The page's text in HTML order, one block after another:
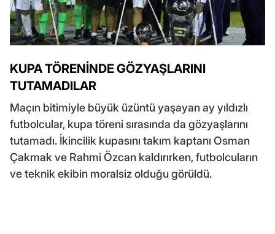
KUPA TÖRENİNDE GÖZYAŞLARINI
TUTAMADILAR
Maçın bitimiyle büyük üzüntü yaşayan ay yıldızlı
futbolcular, kupa töreni sırasında da gözyaşlarını
tutamadı. İkincilik kupasını takım kaptanı Osman
Çakmak ve Rahmi Özcan kaldırırken, futbolcuların
ve teknik ekibin moralsiz olduğu görüldü.